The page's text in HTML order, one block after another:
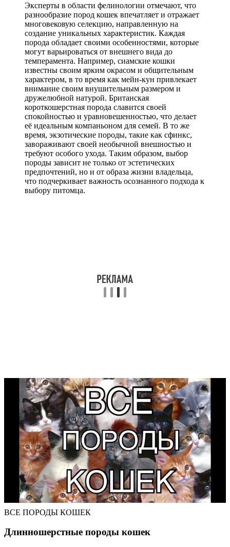
Эксперты в области фелинологии отмечают, что
разнообразие пород кошек впечатляет и отражает
многовековую селекцию, направленную на
создание уникальных характеристик. Каждая
порода обладает своими особенностями, которые
могут варьироваться от внешнего вида до
темперамента. Например, сиамские кошки
известны своим ярким окрасом и общительным
характером, в то время как мейн-кун привлекает
внимание своим внушительным размером и
дружелюбной натурой. Британская
короткошерстная порода славится своей
спокойностью и уравновешенностью, что делает
её идеальным компаньоном для семей. В то же
время, экзотические породы, такие как сфинкс,
завораживают своей необычной внешностью и
требуют особого ухода. Таким образом, выбор
породы зависит не только от эстетических
предпочтений, но и от образа жизни владельца,
что подчеркивает важность осознанного подхода к
выбору питомца.
ВСЕ ПОРОДЫ КОШЕК
Длинношерстные породы кошек